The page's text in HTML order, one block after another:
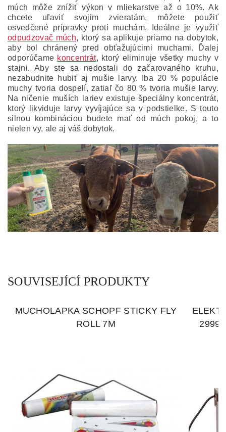
múch môže znížiť výkon v mliekarstve až o 10%. Ak
chcete uľaviť svojim zvieratám, môžete použiť
osvedčené prípravky proti muchám. Ideálne je využiť
odpudzovač múch, ktorý sa aplikuje priamo na dobytok,
aby bol chránený pred obťažujúcimi muchami. Ďalej
odporúčame koncentrát, ktorý eliminuje všetky muchy v
stajni. Aby ste sa nedostali do začarovaného kruhu,
nezabudnite hubiť aj mušie larvy. Iba 20 % populácie
muchy tvoria dospelí, zatiaľ čo 80 % tvoria mušie larvy.
Na ničenie muších lariev existuje špeciálny koncentrát,
ktorý likviduje larvy vyvíjajúce sa v podstielke. S touto
silnou kombináciou budete mať od múch pokoj, a to
nielen vy, ale aj váš dobytok.
SOUVISEJÍCÍ PRODUKTY